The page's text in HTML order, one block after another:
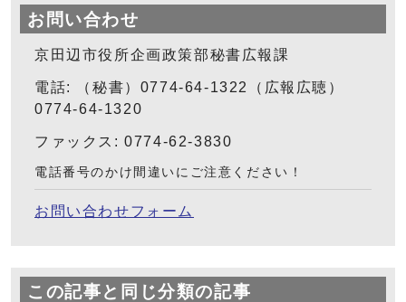
お問い合わせ
京田辺市役所企画政策部秘書広報課
電話: （秘書）0774-64-1322（広報広聴）
0774-64-1320
ファックス: 0774-62-3830
電話番号のかけ間違いにご注意ください！
お問い合わせフォーム
この記事と同じ分類の記事